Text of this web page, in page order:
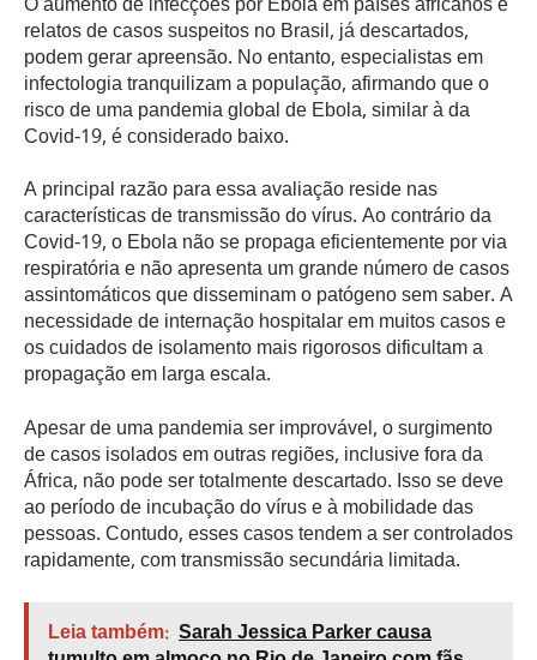
relatos de casos suspeitos no Brasil, já descartados,
podem gerar apreensão. No entanto, especialistas em
infectologia tranquilizam a população, afirmando que o
risco de uma pandemia global de Ebola, similar à da
Covid-19, é considerado baixo.
A principal razão para essa avaliação reside nas
características de transmissão do vírus. Ao contrário da
Covid-19, o Ebola não se propaga eficientemente por via
respiratória e não apresenta um grande número de casos
assintomáticos que disseminam o patógeno sem saber. A
necessidade de internação hospitalar em muitos casos e
os cuidados de isolamento mais rigorosos dificultam a
propagação em larga escala.
Apesar de uma pandemia ser improvável, o surgimento
de casos isolados em outras regiões, inclusive fora da
África, não pode ser totalmente descartado. Isso se deve
ao período de incubação do vírus e à mobilidade das
pessoas. Contudo, esses casos tendem a ser controlados
rapidamente, com transmissão secundária limitada.
Leia também: Sarah Jessica Parker causa